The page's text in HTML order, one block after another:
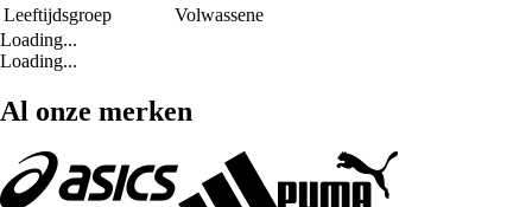
Leeftijdsgroep
Volwassene
Loading...
Loading...
Al onze merken